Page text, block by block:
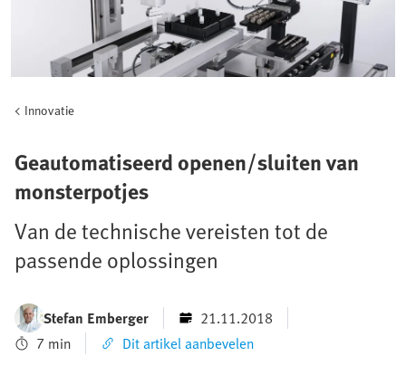
Innovatie
Geautomatiseerd openen/sluiten van
monsterpotjes
Van de technische vereisten tot de
passende oplossingen
Stefan Emberger
21.11.2018
7 min
Dit artikel aanbevelen